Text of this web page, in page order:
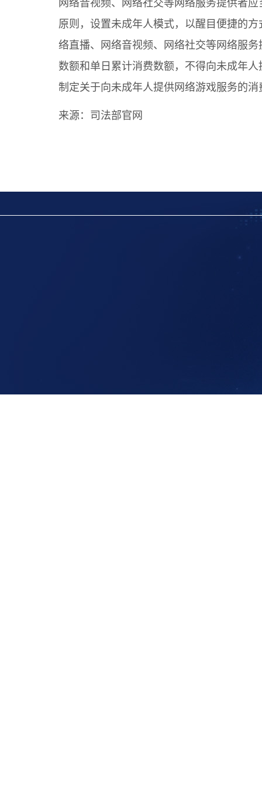
网络音视频、网络社交等网络服务提供者
原则，设置未成年人模式，以醒目便捷的
络直播、网络音视频、网络社交等网络服
数额和单日累计消费数额，不得向未成年
制定关于向未成年人提供网络游戏服务的
来源： 司法部官网